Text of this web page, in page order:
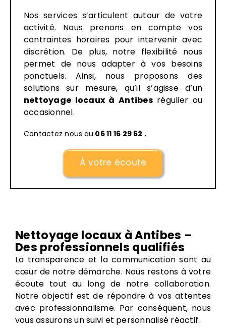
Nos services s’articulent autour de votre
activité. Nous prenons en compte vos
contraintes horaires pour intervenir avec
discrétion. De plus, notre flexibilité nous
permet de nous adapter à vos besoins
ponctuels. Ainsi, nous proposons des
solutions sur mesure, qu’il s’agisse d’un
nettoyage locaux à Antibesrégulier ou
occasionnel.
Contactez nous au 06 11 16 29 62 .
À votre écoute
Nettoyage locaux à Antibes –
Des professionnels qualifiés
La transparence et la communication sont au
cœur de notre démarche. Nous restons à votre
écoute tout au long de notre collaboration.
Notre objectif est de répondre à vos attentes
avec professionnalisme. Par conséquent, nous
vous assurons un suivi et personnalisé réactif.